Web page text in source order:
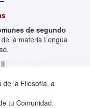
de segundo
la materia Lengua
la Filosofía, a
tu Comunidad.